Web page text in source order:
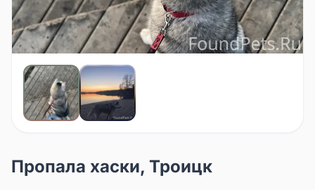
Пропала хаски, Троицк